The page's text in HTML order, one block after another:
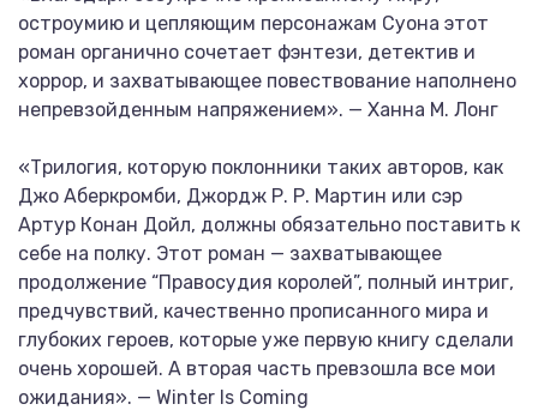
остроумию и цепляющим персонажам Суона этот
роман органично сочетает фэнтези, детектив и
хоррор, и захватывающее повествование наполнено
непревзойденным напряжением». — Ханна М. Лонг
«Трилогия, которую поклонники таких авторов, как
Джо Аберкромби, Джордж Р. Р. Мартин или сэр
Артур Конан Дойл, должны обязательно поставить к
себе на полку. Этот роман — захватывающее
продолжение “Правосудия королей”, полный интриг,
предчувствий, качественно прописанного мира и
глубоких героев, которые уже первую книгу сделали
очень хорошей. А вторая часть превзошла все мои
ожидания». — Winter Is Coming